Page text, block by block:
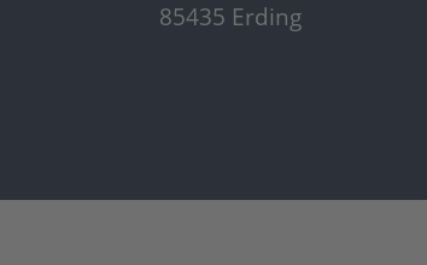
85435 Erding